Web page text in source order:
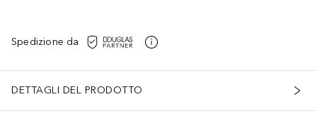
Spedizione da
DETTAGLI DEL PRODOTTO